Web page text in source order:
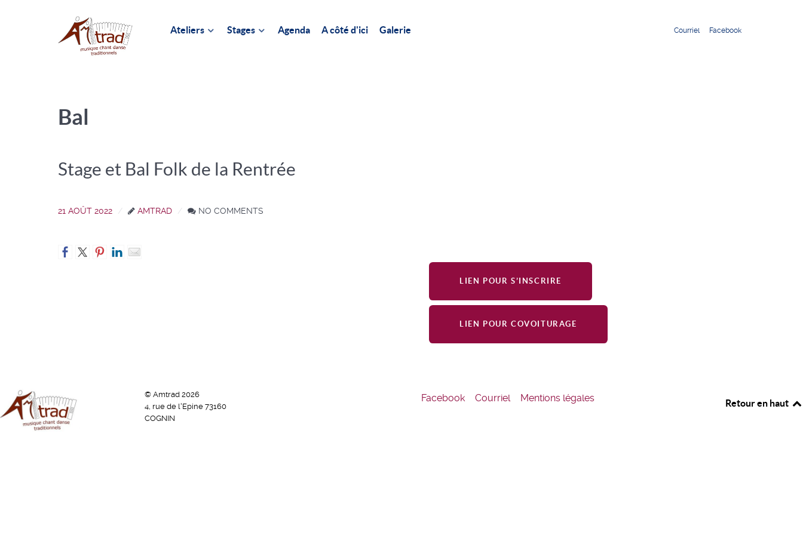
Ateliers Stages Agenda A côté d'ici Galerie Courriel Facebook
Bal
Stage et Bal Folk de la Rentrée
21 AOÛT 2022 AMTRAD NO COMMENTS
LIEN POUR S’INSCRIRE
LIEN POUR COVOITURAGE
© Amtrad 2026
4, rue de l'Epine 73160
COGNIN
Facebook Courriel Mentions légales Retour en haut